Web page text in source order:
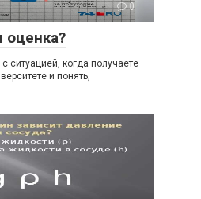
0
оценка?
ситуацией, когда получаете
и понять,